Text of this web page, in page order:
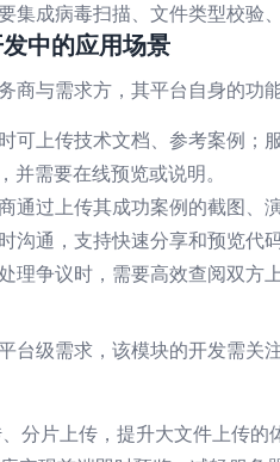
集成病毒扫描、文件类型校验
中的应用场景
商与需求方，其平台自身的功
可上传技术文档、参考案例；
并需要在线预览或说明。
通过上传其成功案例的截图、
沟通，支持快速分享和预览代
理争议时，需要高效查阅双方
台级需求，该模块的开发需关
分片上传，提升大文件上传的